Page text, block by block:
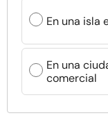
En una isla
En una
comercial